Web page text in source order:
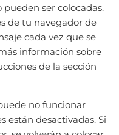
ser colocadas.
de tu navegador de
cada vez que se
información sobre
de la sección
no funcionar
están desactivadas. Si